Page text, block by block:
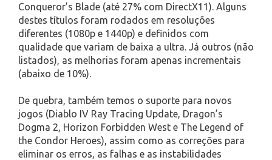
Conqueror’s Blade (até 27% com DirectX11). Alguns
destes títulos foram rodados em resoluções
diferentes (1080p e 1440p) e definidos com
qualidade que variam de baixa a ultra. Já outros (não
listados), as melhorias foram apenas incrementais
(abaixo de 10%).
De quebra, também temos o suporte para novos
jogos (Diablo IV Ray Tracing Update, Dragon’s
Dogma 2, Horizon Forbidden West e The Legend of
the Condor Heroes), assim como as correções para
eliminar os erros, as falhas e as instabilidades